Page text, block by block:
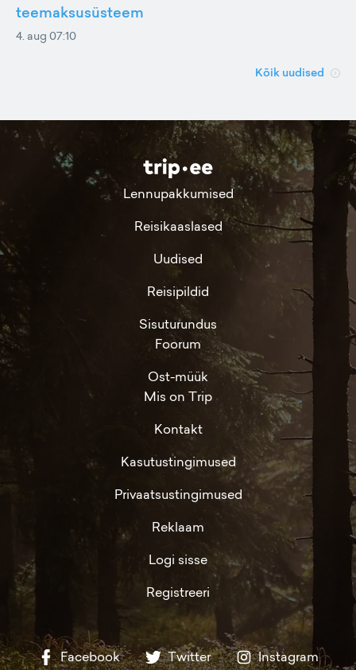
teemaksusüsteem
4. aug 07:10
Kõik uudised
Lennupakkumised
Reisikaaslased
Uudised
Reisipildid
Sisuturundus
Foorum
Ost-müük
Mis on Trip
Kontakt
Kasutustingimused
Privaatsustingimused
Reklaam
Logi sisse
Registreeri
Facebook Twitter Instagram